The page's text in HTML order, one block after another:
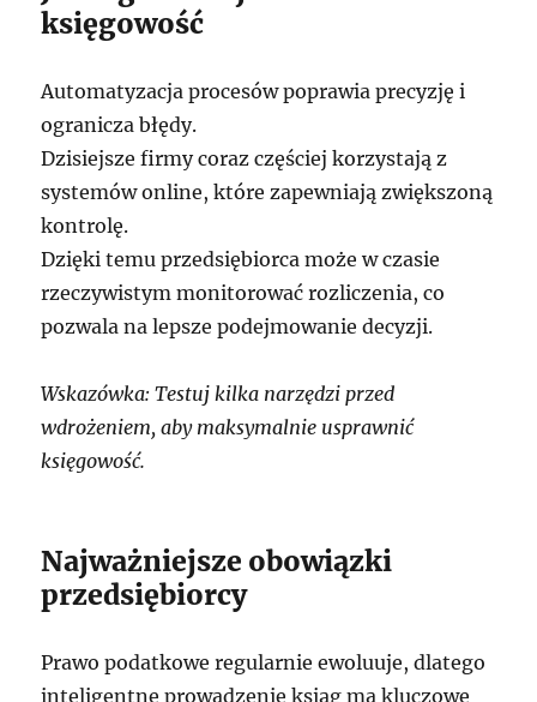
księgowość
Automatyzacja procesów poprawia precyzję i
ogranicza błędy.
Dzisiejsze firmy coraz częściej korzystają z
systemów online, które zapewniają zwiększoną
kontrolę.
Dzięki temu przedsiębiorca może w czasie
rzeczywistym monitorować rozliczenia, co
pozwala na lepsze podejmowanie decyzji.
Wskazówka: Testuj kilka narzędzi przed
wdrożeniem, aby maksymalnie usprawnić
księgowość.
Najważniejsze obowiązki
przedsiębiorcy
Prawo podatkowe regularnie ewoluuje, dlatego
inteligentne prowadzenie ksiąg ma kluczowe